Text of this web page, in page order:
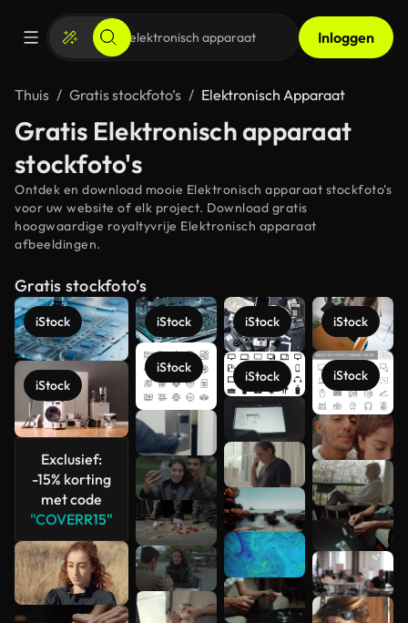
Inloggen
Thuis Gratis stockfoto’s Elektronisch Apparaat
Gratis Elektronisch apparaat
stockfoto's
Ontdek en download mooie Elektronisch apparaat stockfoto's
voor uw website of elk project. Download gratis
hoogwaardige royaltyvrije Elektronisch apparaat
afbeeldingen.
Gratis stockfoto’s
iStock
iStock
Exclusief:
-15% korting
met code
"COVERR15"
iStock
iStock
iStock
iStock
iStock
iStock
Meer
bekijken